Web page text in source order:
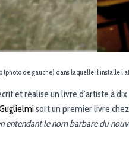
(photo de gauche) dans laquelle il installe
et réalise un livre d’artiste à
sort un premier livre
entendant le nom barbare du